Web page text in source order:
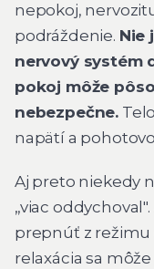
nepokoj,
podráždenie. Nie
nervový systém
pokoj môže
nebezpečne.
napätí a
Aj preto niekedy
„viac
prepnúť z režimu
relaxácia sa